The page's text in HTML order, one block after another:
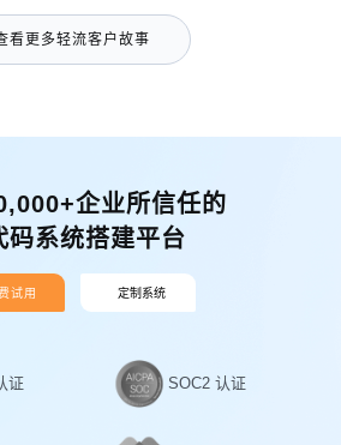
看更多轻流客户故事
企业所信任的
码系统搭建平台
试用 定制系统
证 SOC2 认证